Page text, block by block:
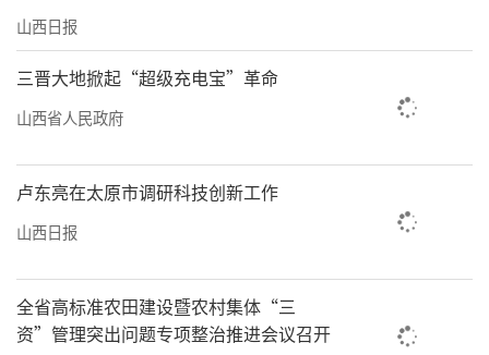
山西日报
三晋大地掀起“超级充电宝”革命
山西省人民政府
卢东亮在太原市调研科技创新工作
山西日报
全省高标准农田建设暨农村集体“三
资”管理突出问题专项整治推进会议召开